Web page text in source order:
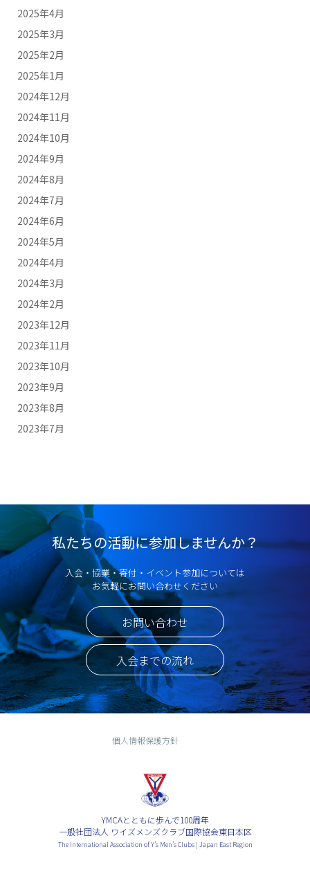
2025年4月
2025年3月
2025年2月
2025年1月
2024年12月
2024年11月
2024年10月
2024年9月
2024年8月
2024年7月
2024年6月
2024年5月
2024年4月
2024年3月
2024年2月
2023年12月
2023年11月
2023年10月
2023年9月
2023年8月
2023年7月
私たちの活動に参加しませんか？
入会・協業・寄付・イベント参加については
お気軽にお問い合わせください
お問い合わせ
入会までの流れ
個人情報保護方針
YMCAとともに歩んで100周年
一般社団法人 ワイズメンズクラブ国際協会東日本区
The International Association of Y’s Men’s Clubs | Japan East Region